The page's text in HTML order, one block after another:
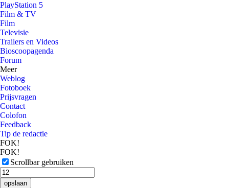
PlayStation 5
Film & TV
Film
Televisie
Trailers en Videos
Bioscoopagenda
Forum
Meer
Weblog
Fotoboek
Prijsvragen
Contact
Colofon
Feedback
Tip de redactie
FOK!
FOK!
Scrollbar gebruiken
opslaan